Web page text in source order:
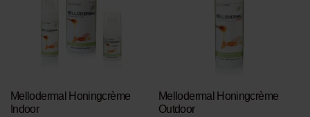
Mellodermal Honingcrème
Indoor
on
the
Mellodermal Honingcrème
Outdoor